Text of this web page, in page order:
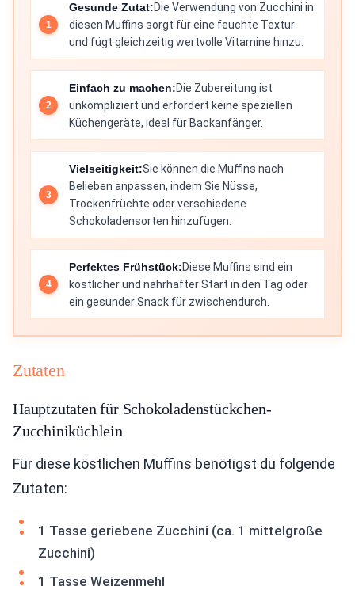
Gesunde Zutat:Die Verwendung von Zucchini in
diesen Muffins sorgt für eine feuchte Textur
und fügt gleichzeitig wertvolle Vitamine hinzu.
Einfach zu machen:Die Zubereitung ist
unkompliziert und erfordert keine speziellen
Küchengeräte, ideal für Backanfänger.
Vielseitigkeit:Sie können die Muffins nach
Belieben anpassen, indem Sie Nüsse,
Trockenfrüchte oder verschiedene
Schokoladensorten hinzufügen.
Perfektes Frühstück:Diese Muffins sind ein
köstlicher und nahrhafter Start in den Tag oder
ein gesunder Snack für zwischendurch.
Zutaten
Hauptzutaten für Schokoladenstückchen-
Zucchiniküchlein
Für diese köstlichen Muffins benötigst du folgende
Zutaten:
1 Tasse geriebene Zucchini (ca. 1 mittelgroße
Zucchini)
1 Tasse Weizenmehl